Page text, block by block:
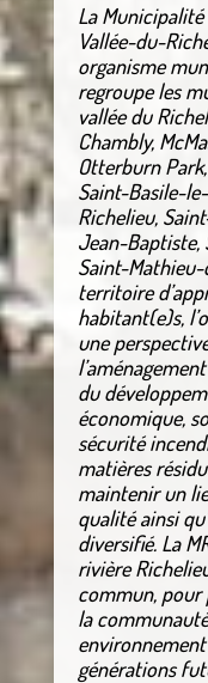
La
Vallée-du-
organisme
regroupe les
vallée du
Chambly,
Otterburn
Saint-Basile-
Richelieu,
Jean-Baptiste,
Saint-
territoire
habitant(e)s,
une
du
économique,
sécurité
matières
maintenir un
qualité ainsi
diversifié. La
rivière
commun, pour
la
générations